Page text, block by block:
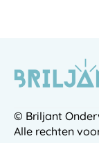
© Briljant
Alle rechten